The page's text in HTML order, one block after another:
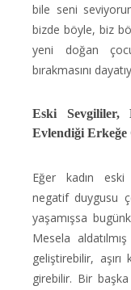
bile seni
bizde böyle, biz
yeni doğan
bırakmasını
Eski Sevgililer,
Evlendiği Erkeğe
Eğer kadın eski
negatif duygusu
yaşamışsa
Mesela
geliştirebilir, aşırı
girebilir. Bir